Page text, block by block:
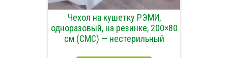
Чехол на кушетку РЭМИ,
одноразовый, на резинке, 200×80
см (СМС) — нестерильный